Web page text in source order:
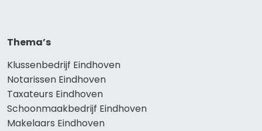
Thema’s
Klussenbedrijf Eindhoven
Notarissen Eindhoven
Taxateurs Eindhoven
Schoonmaakbedrijf Eindhoven
Makelaars Eindhoven